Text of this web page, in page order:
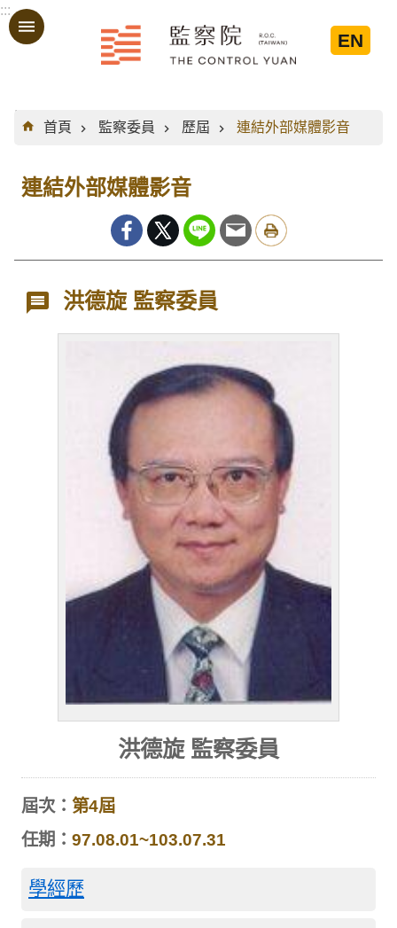
跳到主要內容區塊
:::
EN
:::
首頁
監察委員 歷屆 連結外部媒體影音
連結外部媒體影音
洪德旋 監察委員
洪德旋 監察委員
屆次： 第4屆
任期： 97.08.01~103.07.31
學經歷